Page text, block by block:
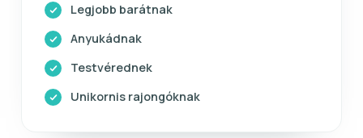
Legjobb barátnak
Anyukádnak
Testvérednek
Unikornis rajongóknak